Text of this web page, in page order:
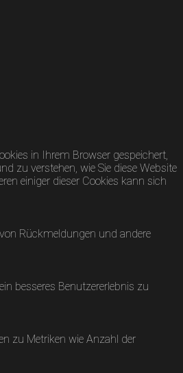
in Ihrem Browser gespeichert,
zu verstehen, wie Sie diese Website
einiger dieser Cookies kann sich
Rückmeldungen und andere
besseres Benutzererlebnis zu
zu Metriken wie Anzahl der